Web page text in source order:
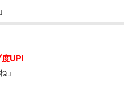
度UP!
」